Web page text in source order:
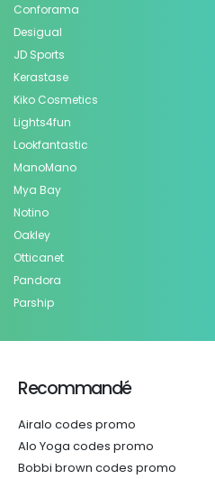
Conforama
Desigual
JD Sports
Kerastase
Kiko Cosmetics
Lights4fun
Lookfantastic
ManoMano
Mya Bay
Notino
Oakley
Otticanet
Pandora
Parship
Recommandé
Airalo codes promo
Alo Yoga codes promo
Bobbi brown codes promo